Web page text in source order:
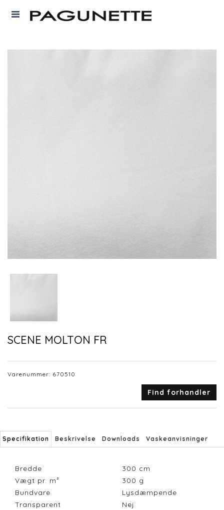
SCENE MOLTON FR
Varenummer: 670510
Find forhandler
Specifikation Beskrivelse Downloads Vaskeanvisninger
Bredde 300 cm
Vægt pr. m²
300 g
Bundvare
Lysdæmpende
Transparent
Nej